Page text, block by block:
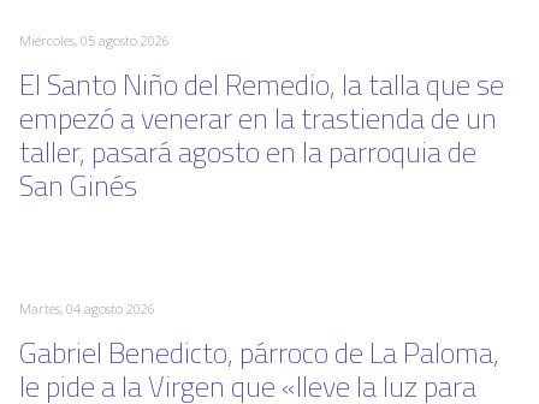
Miércoles, 05 agosto 2026
El Santo Niño del Remedio, la talla que se
empezó a venerar en la trastienda de un
taller, pasará agosto en la parroquia de
San Ginés
Martes, 04 agosto 2026
Gabriel Benedicto, párroco de La Paloma,
le pide a la Virgen que «lleve la luz para